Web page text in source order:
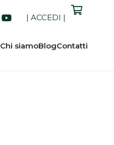
| ACCEDI |
Chi siamoBlogContatti